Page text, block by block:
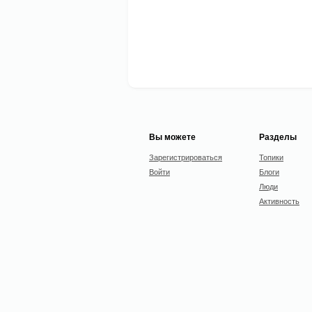
Вы можете
Зарегистрироваться
Войти
Разделы
Топики
Блоги
Люди
Активность